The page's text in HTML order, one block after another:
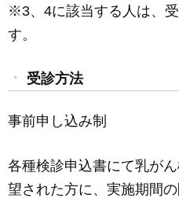
※3、4に該当する人は、
す。
受診方法
事前申し込み制
各種検診申込書にて乳が
望された方に、実施期間